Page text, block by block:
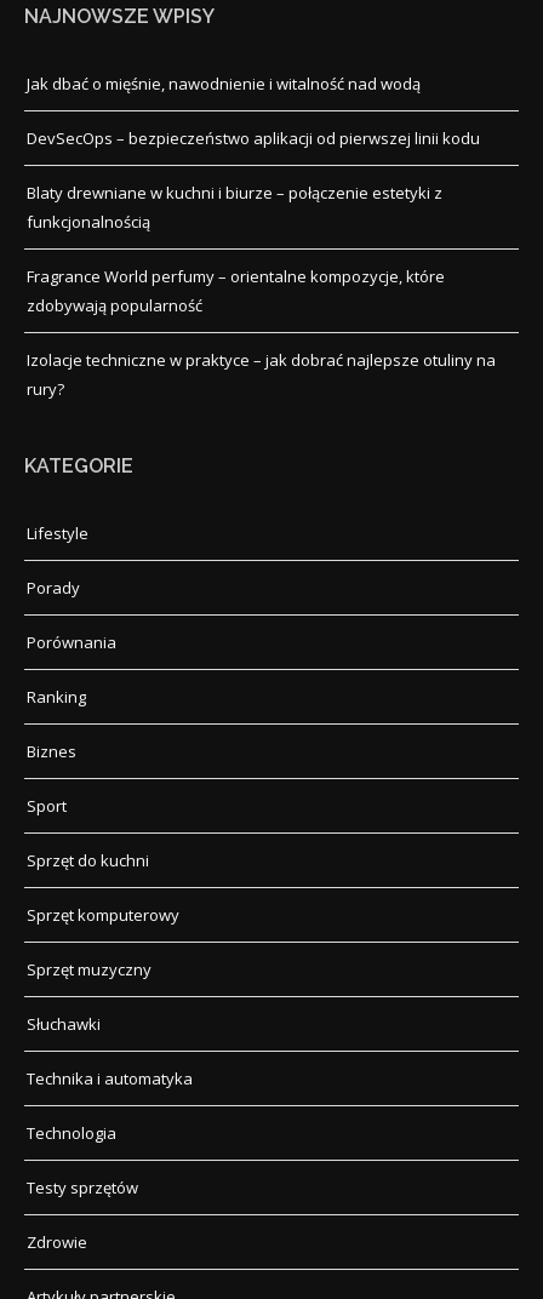
NAJNOWSZE WPISY
Jak dbać o mięśnie, nawodnienie i witalność nad wodą
DevSecOps – bezpieczeństwo aplikacji od pierwszej linii kodu
Blaty drewniane w kuchni i biurze – połączenie estetyki z
funkcjonalnością
Fragrance World perfumy – orientalne kompozycje, które
zdobywają popularność
Izolacje techniczne w praktyce – jak dobrać najlepsze otuliny na
rury?
KATEGORIE
Lifestyle
Porady
Porównania
Ranking
Biznes
Sport
Sprzęt do kuchni
Sprzęt komputerowy
Sprzęt muzyczny
Słuchawki
Technika i automatyka
Technologia
Testy sprzętów
Zdrowie